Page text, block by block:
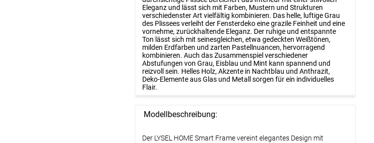
Eleganz und lässt sich mit Farben, Mustern und Strukturen
verschiedenster Art vielfältig kombinieren. Das helle, luftige Grau
des Plissees verleiht der Fensterdeko eine grazile Feinheit und eine
vornehme, zurückhaltende Eleganz. Der ruhige und entspannte
Ton lässt sich mit seinesgleichen, etwa gedeckten Weißtönen,
milden Erdfarben und zarten Pastellnuancen, hervorragend
kombinieren. Auch das Zusammenspiel verschiedener
Abstufungen von Grau, Eisblau und Mint kann spannend und
reizvoll sein. Helles Holz, Akzente in Nachtblau und Anthrazit,
Deko-Elemente aus Glas und Metall sorgen für ein individuelles
Flair.
Modellbeschreibung:
Der LYSEL HOME Smart Frame vereint elegantes Design mit